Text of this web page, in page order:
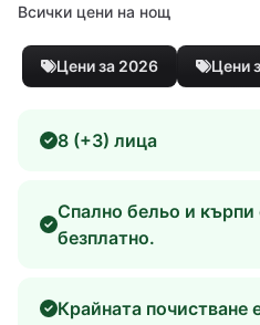
Всички цени на нощ
Цени за 2026 Цени
8 (+3) лица
Спално бельо и кърпи
безплатно.
Крайната почистване